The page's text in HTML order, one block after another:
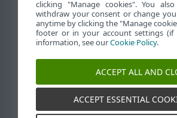
Ver sitio para ordenador
End of Life
Base de conocimiento de ESET
Foro de ESET
ESET Status Portal
Soporte técnico regional
clicking "Manage cookies". You
withdraw your consent or change
anytime by clicking the "Manage
footer or in your account settings (if
information, see ourCookie Policy.
ACCEPT ALL AND
ACCEPT ESSENTIAL